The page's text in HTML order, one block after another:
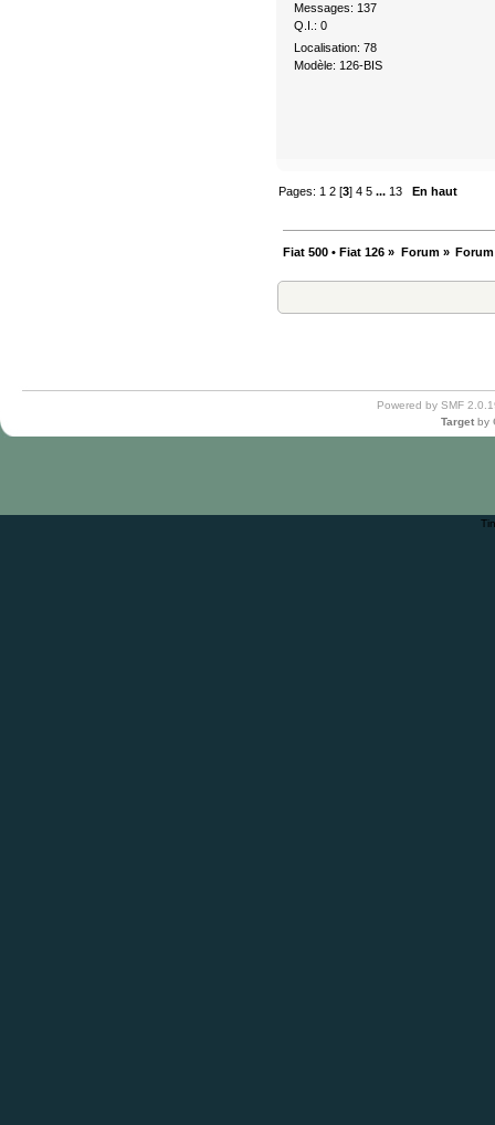
Messages: 137
Q.I.: 0
Localisation: 78
Modèle: 126-BIS
Pages: 1 2 [3]4 5 ... 13 En haut
Fiat 500 • Fiat 126 » Forum»
Powered by SMF
Target by